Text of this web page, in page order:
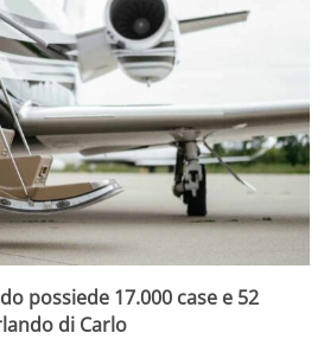
possiede 17.000 case e 52
di Carlo